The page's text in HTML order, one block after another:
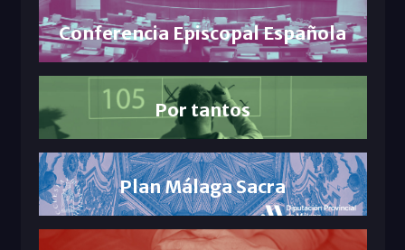
Conferencia Episcopal Española
Por tantos
Plan Málaga Sacra